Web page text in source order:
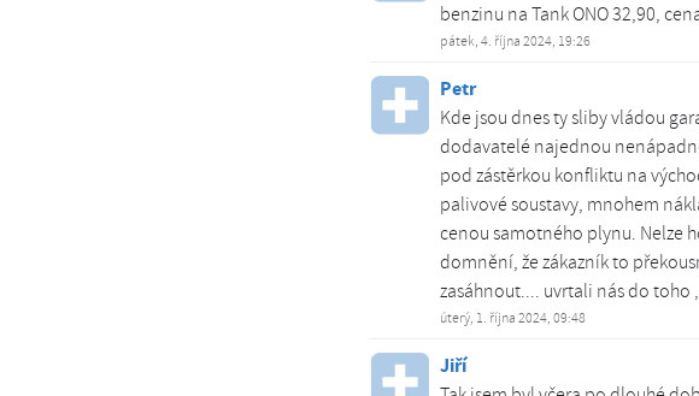
benzinu na Tank ONO 32,90,
pátek, 4. října 2024, 19:26
Petr
Kde jsou dnes ty sliby vládou
dodavatelé najednou
pod zástěrkou konfliktu na
palivové soustavy, mnohem
cenou samotného plynu. Nelze
domnění, že zákazník to
zasáhnout.... uvrtali nás do toho
úterý, 1. října 2024, 09:48
Jiří